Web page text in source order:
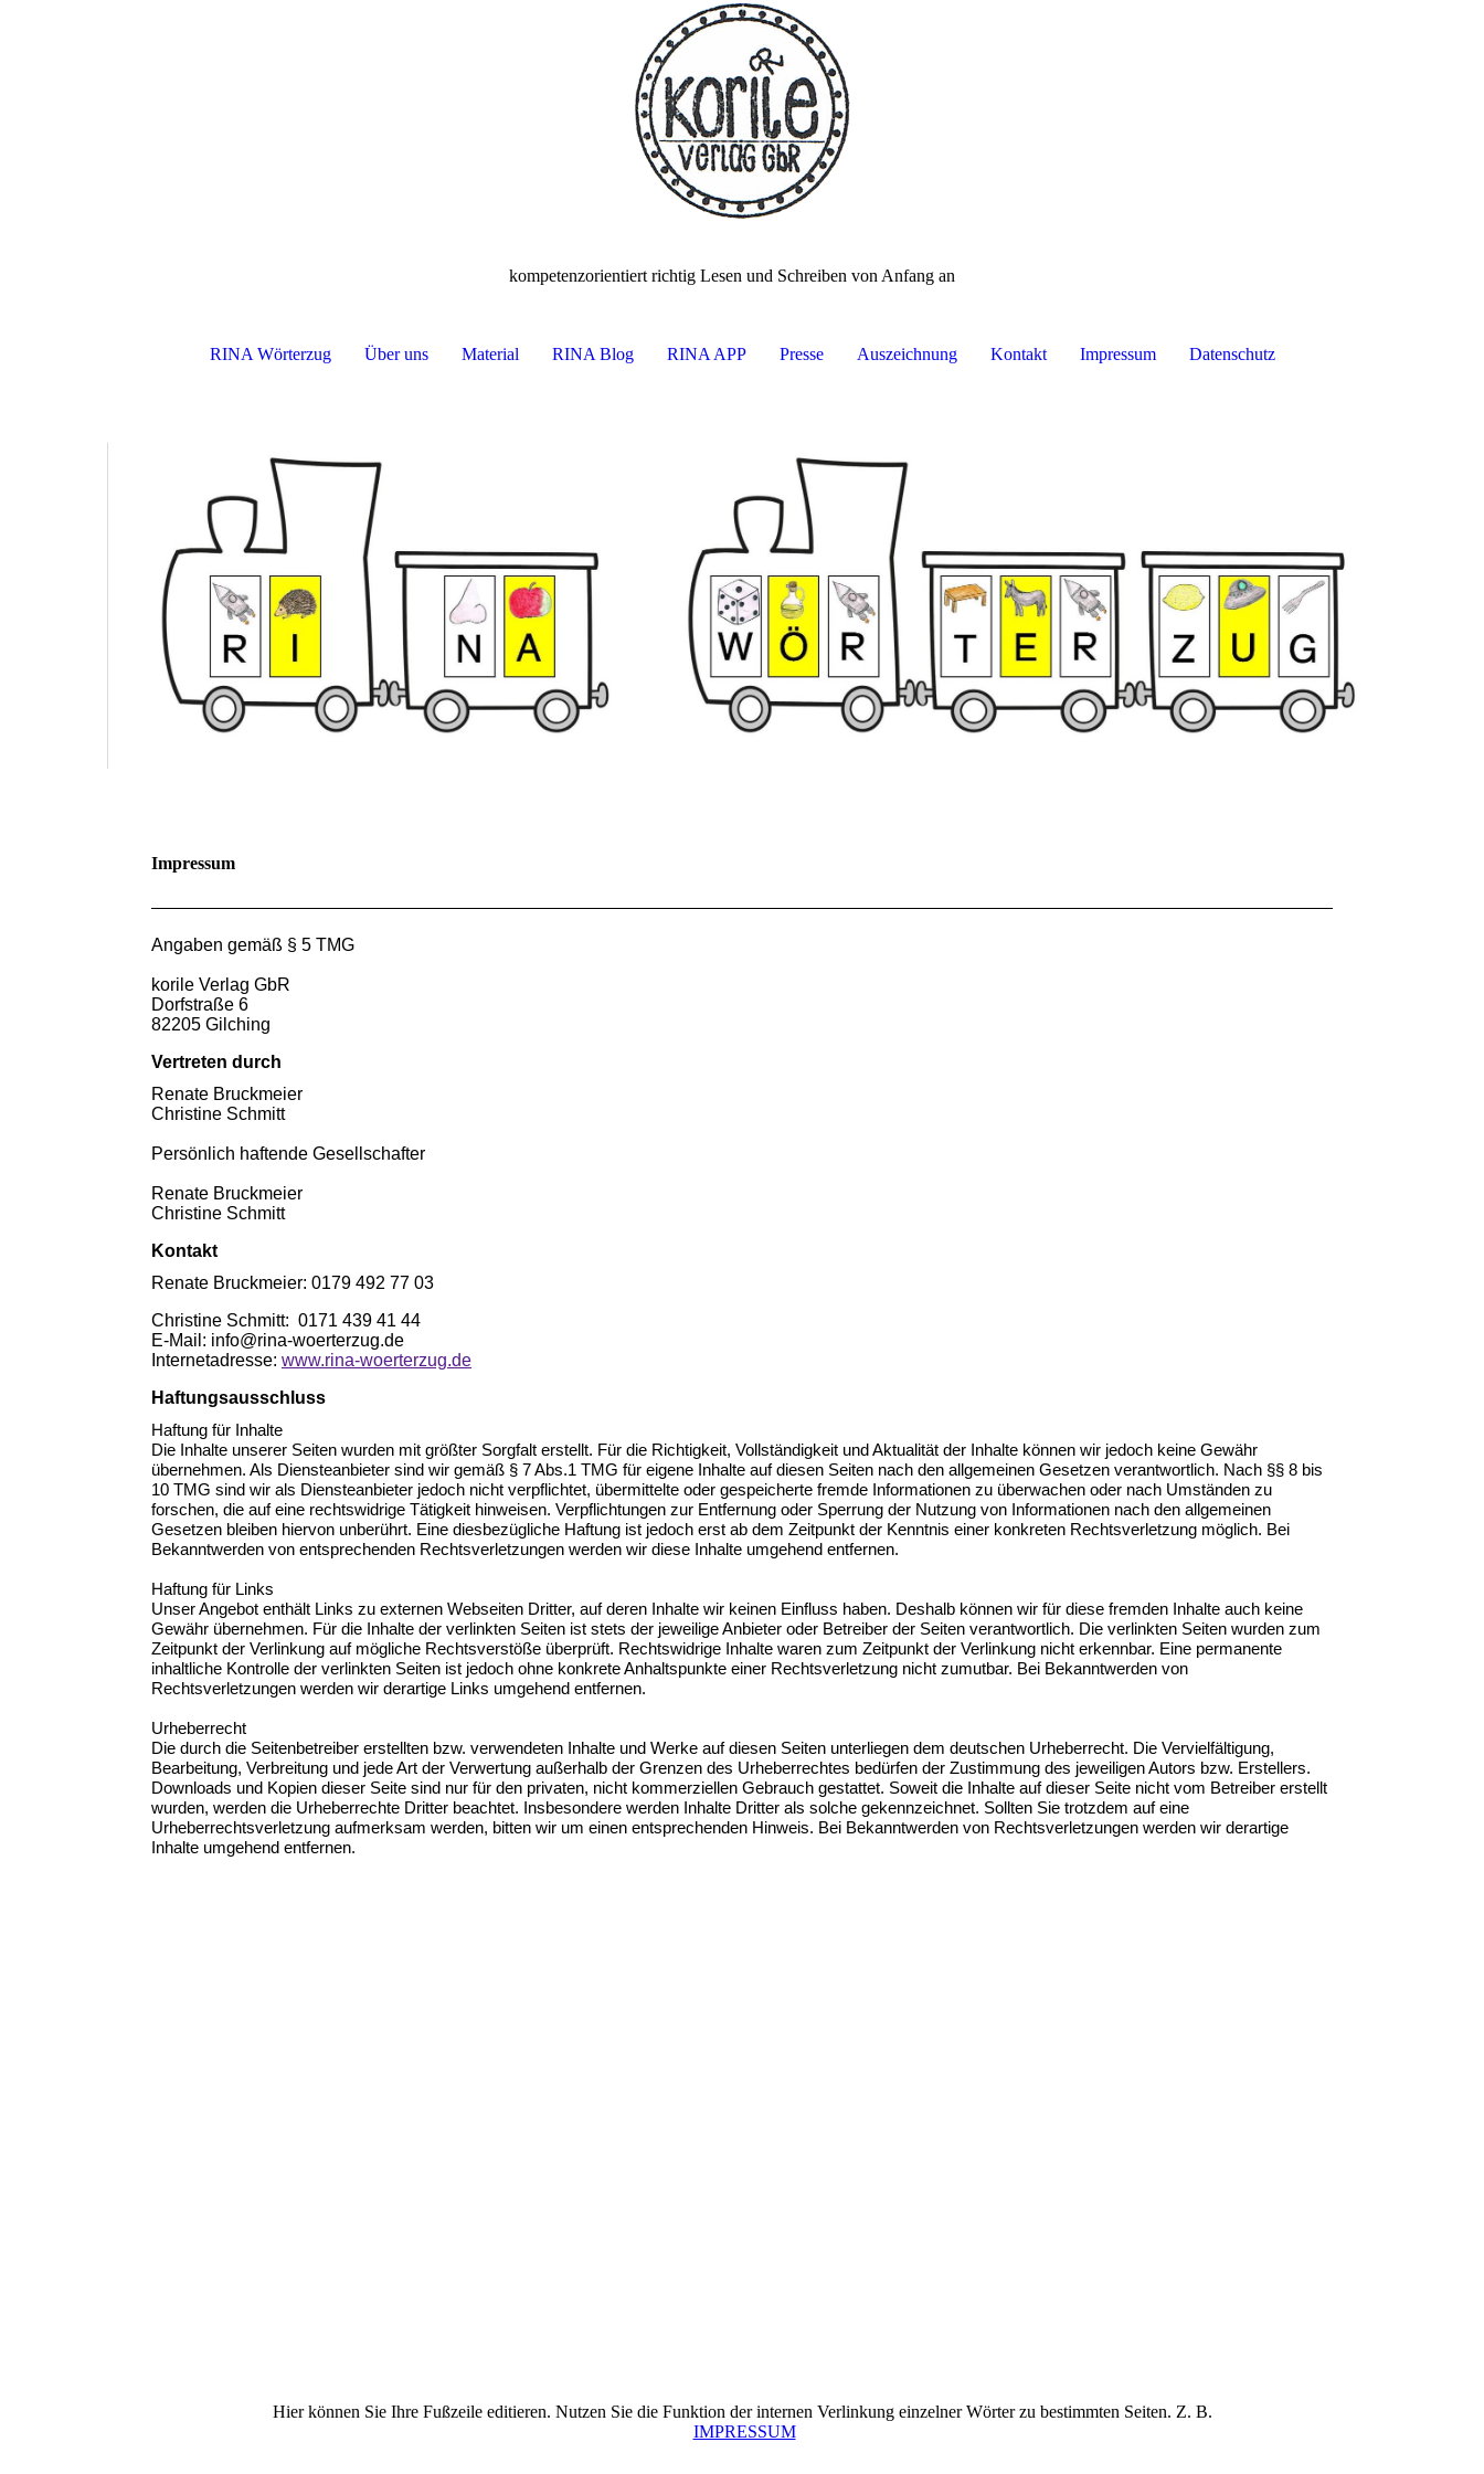
kompetenzorientiert richtig Lesen und Schreiben von Anfang an
RINA Wörterzug Über uns Material RINA Blog RINA APP Presse Auszeichnung Kontakt Impressum Datenschutz
Impressum
Angaben gemäß § 5 TMG
korile Verlag GbR
Dorfstraße 6
82205 Gilching
Vertreten durch
Renate Bruckmeier
Christine Schmitt
Persönlich haftende Gesellschafter
Renate Bruckmeier
Christine Schmitt
Kontakt
Renate Bruckmeier: 0179 492 77 03
Christine Schmitt: 0171 439 41 44
E-Mail: info@rina-woerterzug.de
Internetadresse: www.rina-woerterzug.de
Haftungsausschluss
Haftung für Inhalte
Die Inhalte unserer Seiten wurden mit größter Sorgfalt erstellt. Für die Richtigkeit, Vollständigkeit und Aktualität der Inhalte können wir jedoch keine Gewähr
übernehmen. Als Diensteanbieter sind wir gemäß § 7 Abs.1 TMG für eigene Inhalte auf diesen Seiten nach den allgemeinen Gesetzen verantwortlich. Nach §§ 8 bis
10 TMG sind wir als Diensteanbieter jedoch nicht verpflichtet, übermittelte oder gespeicherte fremde Informationen zu überwachen oder nach Umständen zu
forschen, die auf eine rechtswidrige Tätigkeit hinweisen. Verpflichtungen zur Entfernung oder Sperrung der Nutzung von Informationen nach den allgemeinen
Gesetzen bleiben hiervon unberührt. Eine diesbezügliche Haftung ist jedoch erst ab dem Zeitpunkt der Kenntnis einer konkreten Rechtsverletzung möglich. Bei
Bekanntwerden von entsprechenden Rechtsverletzungen werden wir diese Inhalte umgehend entfernen.
Haftung für Links
Unser Angebot enthält Links zu externen Webseiten Dritter, auf deren Inhalte wir keinen Einfluss haben. Deshalb können wir für diese fremden Inhalte auch keine
Gewähr übernehmen. Für die Inhalte der verlinkten Seiten ist stets der jeweilige Anbieter oder Betreiber der Seiten verantwortlich. Die verlinkten Seiten wurden zum
Zeitpunkt der Verlinkung auf mögliche Rechtsverstöße überprüft. Rechtswidrige Inhalte waren zum Zeitpunkt der Verlinkung nicht erkennbar. Eine permanente
inhaltliche Kontrolle der verlinkten Seiten ist jedoch ohne konkrete Anhaltspunkte einer Rechtsverletzung nicht zumutbar. Bei Bekanntwerden von
Rechtsverletzungen werden wir derartige Links umgehend entfernen.
Urheberrecht
Die durch die Seitenbetreiber erstellten bzw. verwendeten Inhalte und Werke auf diesen Seiten unterliegen dem deutschen Urheberrecht. Die Vervielfältigung,
Bearbeitung, Verbreitung und jede Art der Verwertung außerhalb der Grenzen des Urheberrechtes bedürfen der Zustimmung des jeweiligen Autors bzw. Erstellers.
Downloads und Kopien dieser Seite sind nur für den privaten, nicht kommerziellen Gebrauch gestattet. Soweit die Inhalte auf dieser Seite nicht vom Betreiber erstellt
wurden, werden die Urheberrechte Dritter beachtet. Insbesondere werden Inhalte Dritter als solche gekennzeichnet. Sollten Sie trotzdem auf eine
Urheberrechtsverletzung aufmerksam werden, bitten wir um einen entsprechenden Hinweis. Bei Bekanntwerden von Rechtsverletzungen werden wir derartige
Inhalte umgehend entfernen.
Hier können Sie Ihre Fußzeile editieren. Nutzen Sie die Funktion der internen Verlinkung einzelner Wörter zu bestimmten Seiten. Z. B.
IMPRESSUM